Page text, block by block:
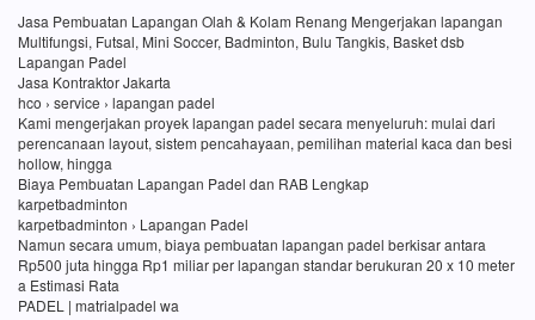
Jasa Pembuatan Lapangan Olah & Kolam Renang Mengerjakan lapangan
Multifungsi, Futsal, Mini Soccer, Badminton, Bulu Tangkis, Basket dsb
Lapangan Padel
Jasa Kontraktor Jakarta
hco › service › lapangan padel
Kami mengerjakan proyek lapangan padel secara menyeluruh: mulai dari
perencanaan layout, sistem pencahayaan, pemilihan material kaca dan besi
hollow, hingga
Biaya Pembuatan Lapangan Padel dan RAB Lengkap
karpetbadminton
karpetbadminton › Lapangan Padel
Namun secara umum, biaya pembuatan lapangan padel berkisar antara
Rp500 juta hingga Rp1 miliar per lapangan standar berukuran 20 x 10 meter
a Estimasi Rata
PADEL | matrialpadel wa